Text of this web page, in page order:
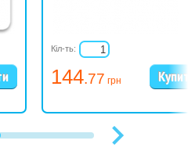
144.77 грн
Кіл-ть: